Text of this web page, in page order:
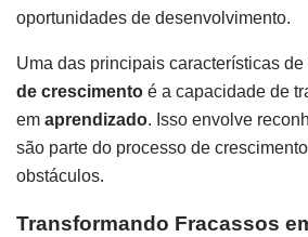
oportunidades de desenvolvimento.
Uma das principais características de
de crescimento é a capacidade de
em aprendizado. Isso envolve
são parte do processo de
obstáculos.
Transformando Fracassos